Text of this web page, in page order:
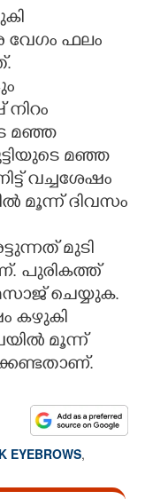
ഫലം
മഞ്ഞ
മഞ്ഞ
വച്ചശേഷം
മൂന്ന് ദിവസം
മുടി
പുരികത്ത്
മസാജ് ചെയ്യുക.
കഴുകി
മൂന്ന്
EYEBROWS,